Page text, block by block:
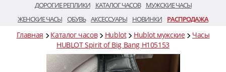
ДОРОГИЕ РЕПЛИКИ КАТАЛОГ ЧАСОВ
МУЖСКИЕ ЧАСЫ
ЖЕНСКИЕ ЧАСЫ ОБУВЬ АКСЕССУАРЫ НОВИНКИ РАСПРОДАЖА
Главная Каталог часов Hublot Hublot мужские
Часы
HUBLOT Spirit of Big Bang H105153